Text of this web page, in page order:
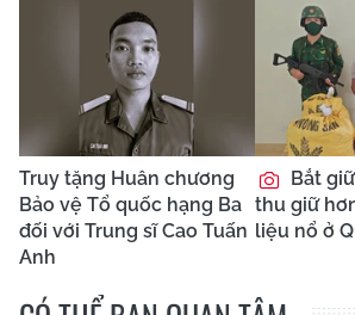
Truy tặng Huân chương
Bảo vệ Tổ quốc hạng Ba
đối với Trung sĩ Cao Tuấn
Anh
Bắt
thu giữ
liệu nổ ở